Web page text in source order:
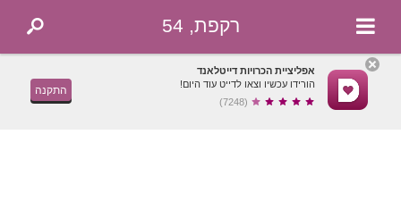
רקפת, 54
אפליציית הכרויות דייטלאנד
הורידו עכשיו וצאו לדייט עוד היום!
(7248)
התקנה